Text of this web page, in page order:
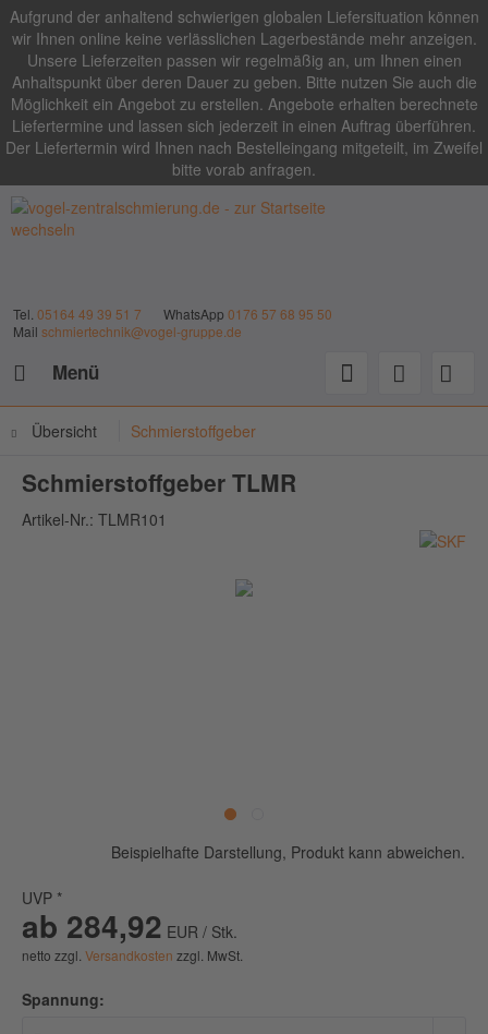
Aufgrund der anhaltend schwierigen globalen Liefersituation können
wir Ihnen online keine verlässlichen Lagerbestände mehr anzeigen.
Unsere Lieferzeiten passen wir regelmäßig an, um Ihnen einen
Anhaltspunkt über deren Dauer zu geben. Bitte nutzen Sie auch die
Möglichkeit ein Angebot zu erstellen. Angebote erhalten berechnete
Liefertermine und lassen sich jederzeit in einen Auftrag überführen.
Der Liefertermin wird Ihnen nach Bestelleingang mitgeteilt, im Zweifel
bitte vorab anfragen.
Tel. 05164 49 39 51 7 WhatsApp 0176 57 68 95 50
Mail schmiertechnik@vogel-gruppe.de
Menü
Übersicht Schmierstoffgeber
Schmierstoffgeber TLMR
Artikel-Nr.: TLMR101
Beispielhafte Darstellung, Produkt kann abweichen.
UVP *
ab 284,92 EUR / Stk.
netto zzgl. Versandkosten zzgl. MwSt.
Spannung: